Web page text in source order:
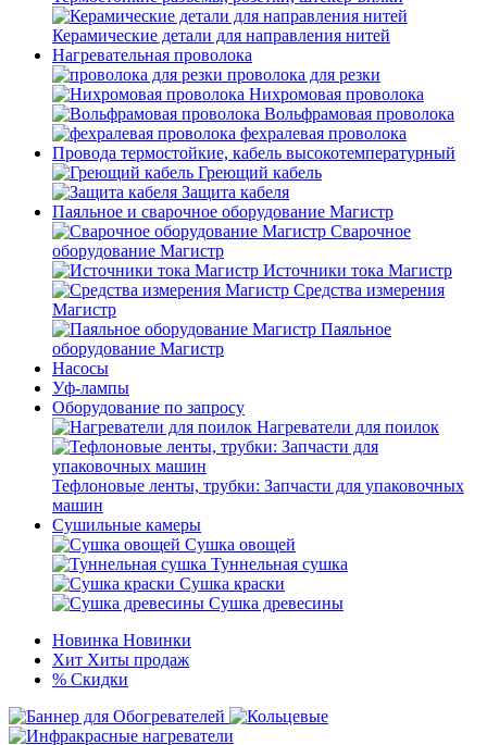
Керамические детали для направления нитей
Нагревательная проволока
проволока для резки
Нихромовая проволока
Вольфрамовая проволока
фехралевая проволока
Провода термостойкие, кабель высокотемпературный
Греющий кабель
Защита кабеля
Паяльное и сварочное оборудование Магистр
Сварочное
оборудование Магистр
Источники тока Магистр
Средства измерения
Магистр
Паяльное
оборудование Магистр
Насосы
Уф-лампы
Оборудование по запросу
Нагреватели для поилок
Тефлоновые ленты, трубки: Запчасти для упаковочных
машин
Сушильные камеры
Сушка овощей
Туннельная сушка
Сушка краски
Сушка древесины
Новинка Новинки
Хит Хиты продаж
% Скидки